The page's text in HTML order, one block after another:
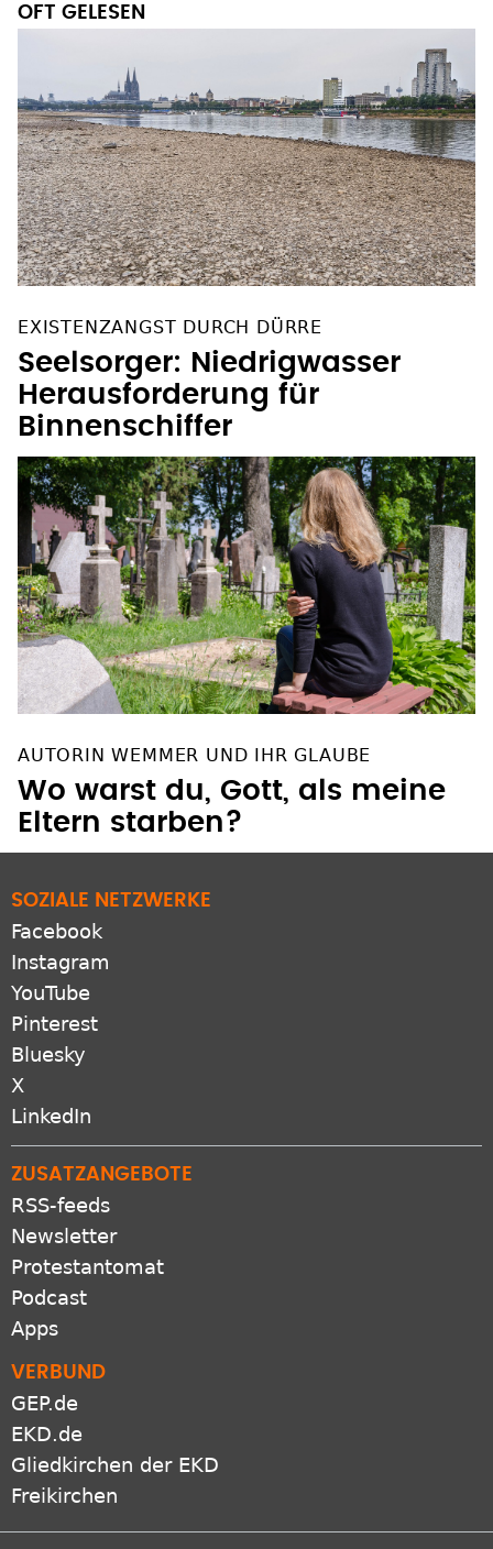
OFT GELESEN
EXISTENZANGST DURCH DÜRRE
Seelsorger: Niedrigwasser
Herausforderung für
Binnenschiffer
AUTORIN WEMMER UND IHR GLAUBE
Wo warst du, Gott, als meine
Eltern starben?
SOZIALE NETZWERKE
Facebook
Instagram
YouTube
Pinterest
Bluesky
X
LinkedIn
ZUSATZANGEBOTE
RSS-feeds
Newsletter
Protestantomat
Podcast
Apps
VERBUND
GEP.de
EKD.de
Gliedkirchen der EKD
Freikirchen